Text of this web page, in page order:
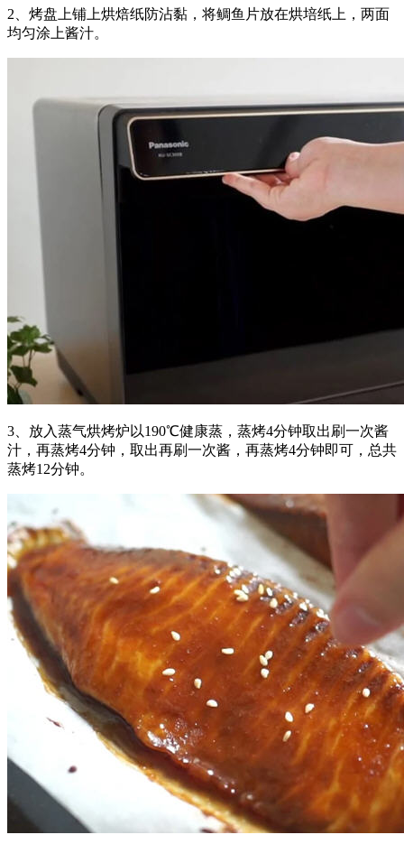
2、烤盘上铺上烘焙纸防沾黏，将鲷鱼片放在烘培纸上，两面
均匀涂上酱汁。
3、放入蒸气烘烤炉以190℃健康蒸，蒸烤4分钟取出刷一次酱
汁，再蒸烤4分钟，取出再刷一次酱，再蒸烤4分钟即可，总共
蒸烤12分钟。